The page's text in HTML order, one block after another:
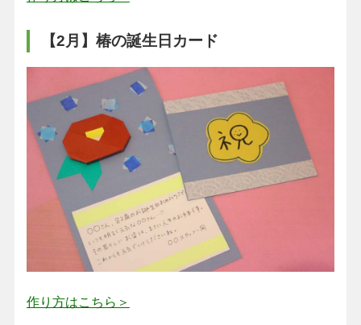
【2月】椿の誕生日カード
作り方はこちら＞